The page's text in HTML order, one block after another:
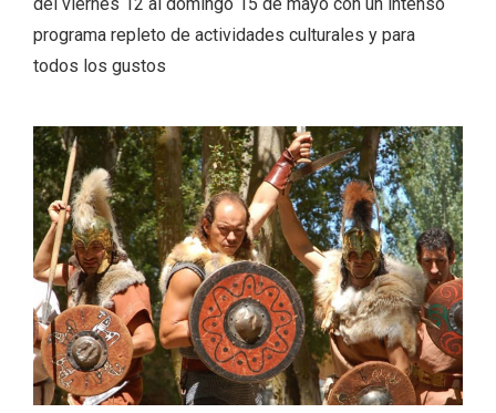
programa repleto de actividades culturales y para
todos los gustos
El Cronicón de Oña sale a la calle